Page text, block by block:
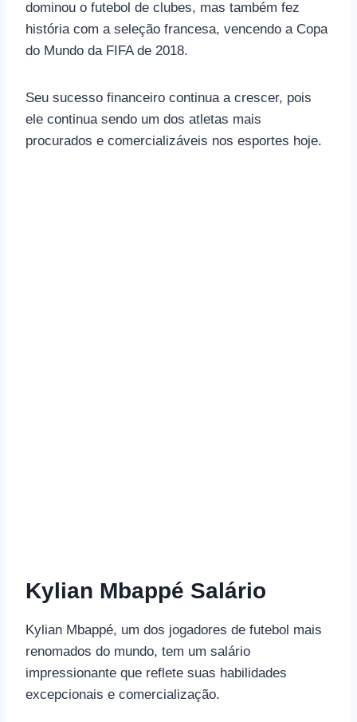
dominou o futebol de clubes, mas também fez
história com a seleção francesa, vencendo a Copa
do Mundo da FIFA de 2018.
Seu sucesso financeiro continua a crescer, pois
ele continua sendo um dos atletas mais
procurados e comercializáveis ​​nos esportes hoje.
Kylian Mbappé Salário
Kylian Mbappé, um dos jogadores de futebol mais
renomados do mundo, tem um salário
impressionante que reflete suas habilidades
excepcionais e comercialização.